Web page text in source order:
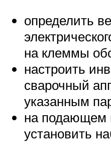
определить
на клеммы
настроить
сварочный
указанным
на подающем
установить